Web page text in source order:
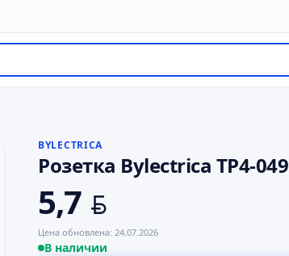
BYLECTRICA
Розетка Bylectrica ТР4-
5,7 BYN
Цена обновлена: 24.07.2026
В наличии